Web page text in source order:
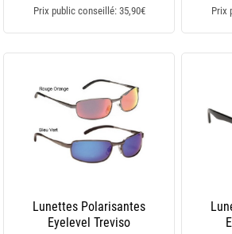
Prix public conseillé: 35,90€ Prix
Lunettes Polarisantes
Eyelevel Treviso